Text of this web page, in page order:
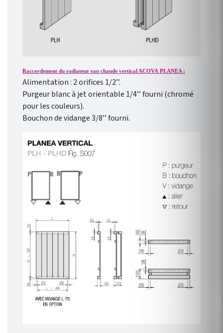
Raccordement du radiateur eau chaude vertical ACOVA PLANEA :
Alimentation : 2 orifices 1/2’’.
Purgeur blanc à jet orientable 1/4’’ fourni (chromé
pour les couleurs).
Bouchon de vidange 3/8’’ fourni.